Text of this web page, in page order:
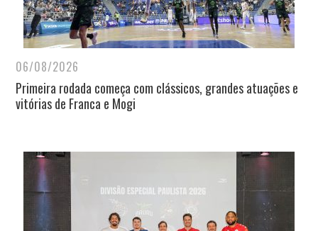
06/08/2026
Primeira rodada começa com clássicos, grandes atuações e
vitórias de Franca e Mogi